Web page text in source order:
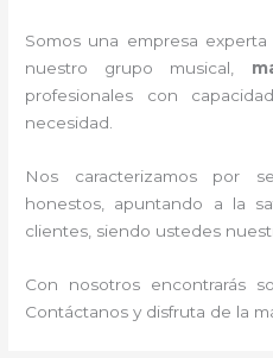
Somos una empresa
nuestro grupo musical,
profesionales con
necesidad.
Nos caracterizamos por
honestos, apuntando a la
clientes, siendo ustedes
Con nosotros encontrarás
Contáctanos y disfruta de la